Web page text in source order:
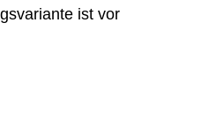
ist vor